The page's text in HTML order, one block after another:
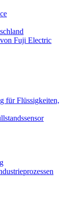
Fuji Electric
für Flüssigkeiten,